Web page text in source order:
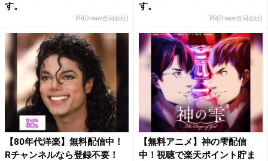
す。
PR(Dreaw合同会社)
す。
PR(Dreaw合同会社)
【80年代洋楽】無料配信中！
Rチャンネルなら登録不要！
【無料アニメ】神の雫配信
中！視聴で楽天ポイント貯ま